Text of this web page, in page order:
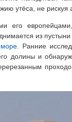
утёса, не рискуя
его
из
. Ранние
долины и